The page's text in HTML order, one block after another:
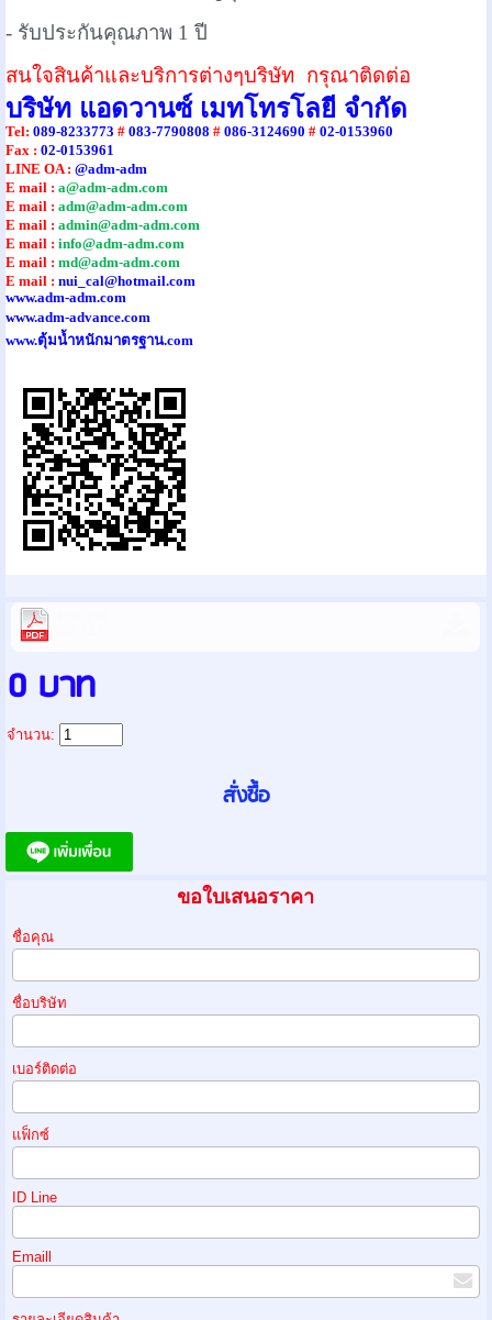
- รับประกันคุณภาพ 1 ปี
สนใจสินค้าและบริการต่างๆบริษัท กรุณาติดต่อ
บริษัท แอดวานซ์ เมทโทรโลยี จำกัด
Tel: 089-8233773 # 083-7790808 # 086-3124690 # 02-0153960
Fax : 02-0153961
LINE OA : @adm-adm
E mail : a@adm-adm.com
E mail : adm@adm-adm.com
E mail : admin@adm-adm.com
E mail : info@adm-adm.com
E mail : md@adm-adm.com
E mail : nui_cal@hotmail.com
www.adm-adm.com
www.adm-advance.com
www.ตุ้มน้ำหนักมาตรฐาน.com
0 บาท
จำนวน:
ขอใบเสนอราคา
ชื่อคุณ
ชื่อบริษัท
เบอร์ติดต่อ
แฟ็กซ์
ID Line
Emaill